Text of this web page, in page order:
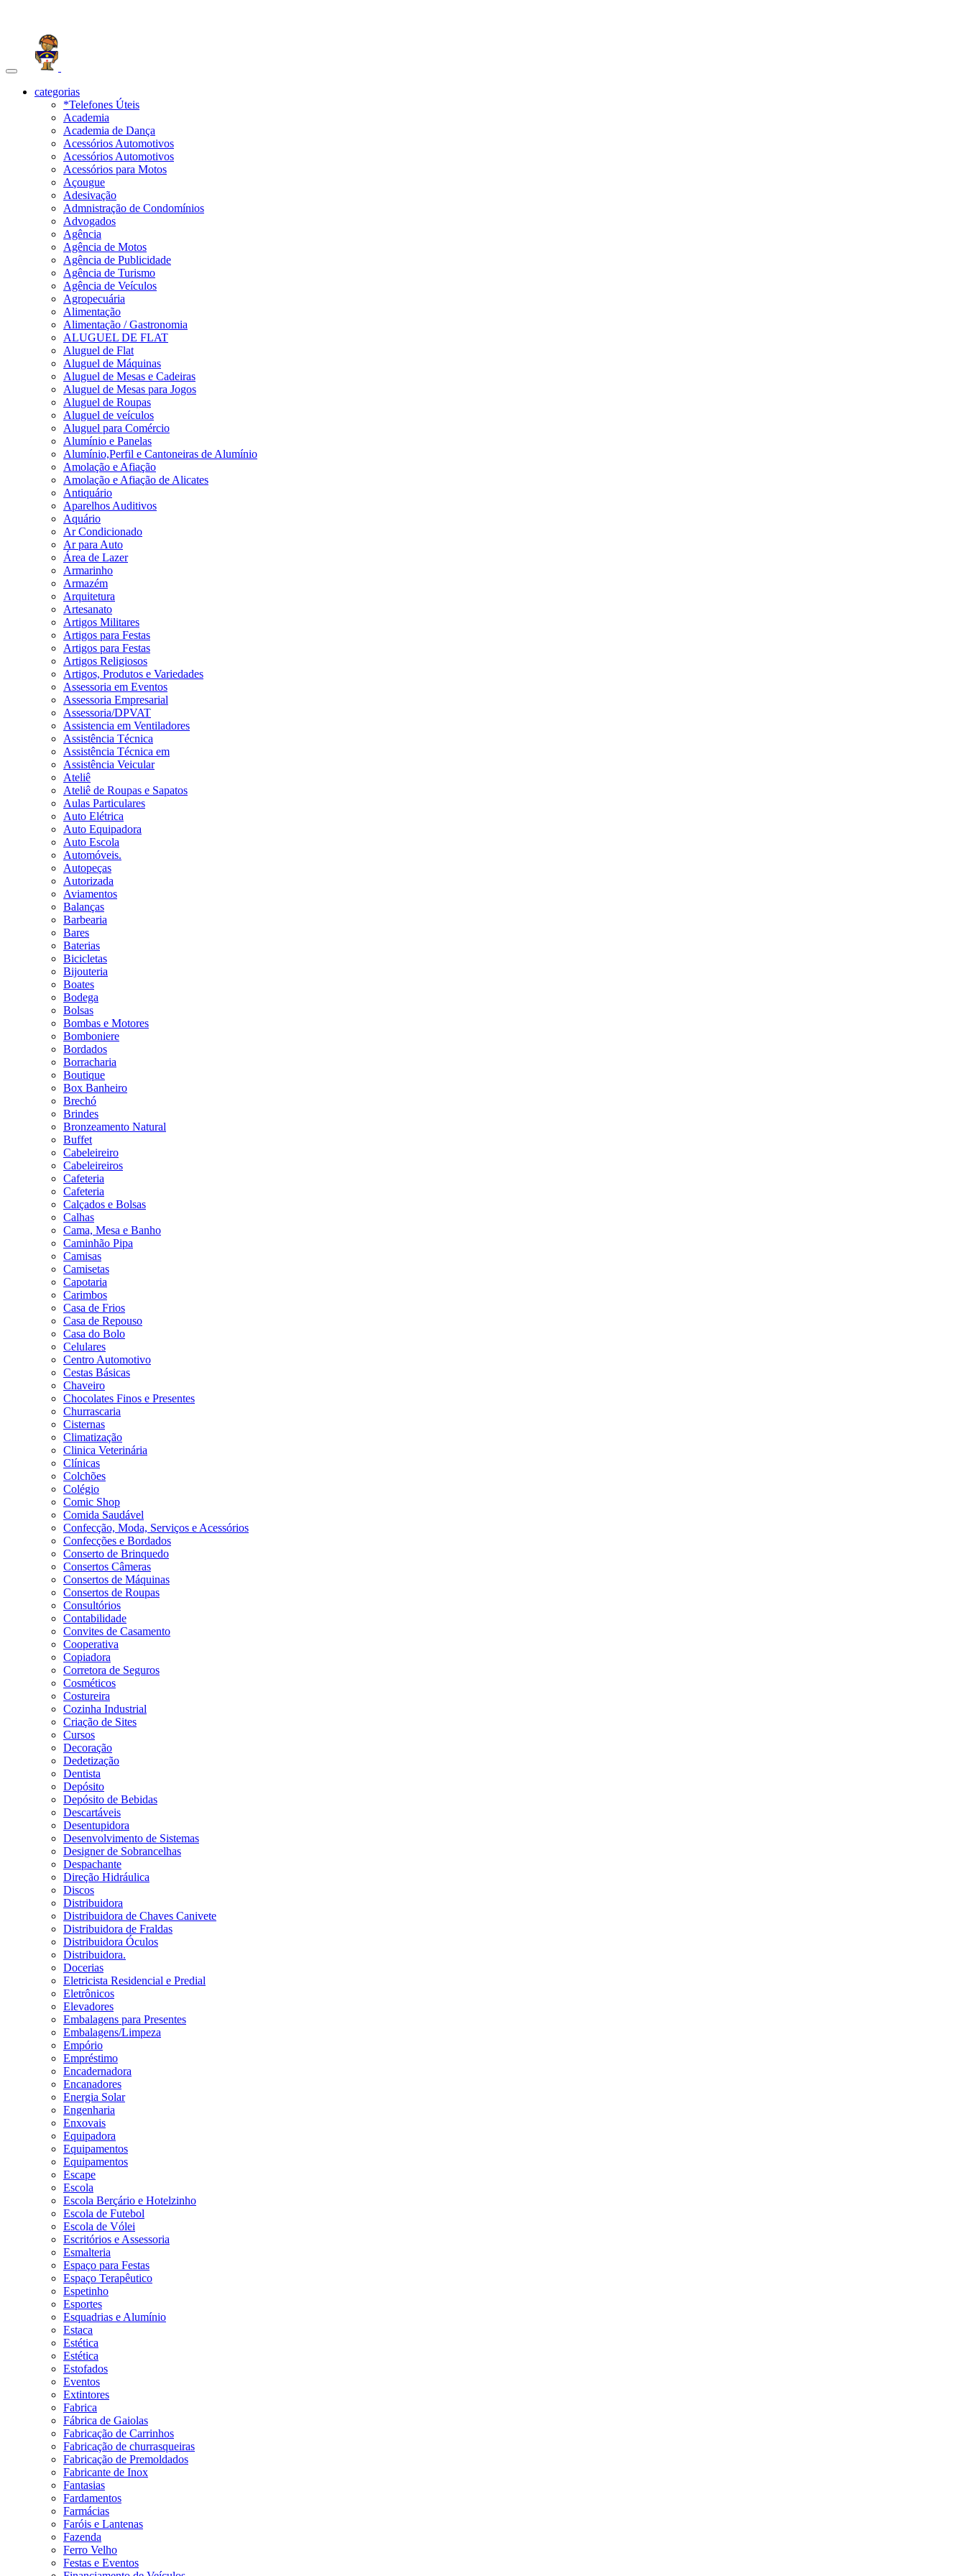
Toggle
navigationcategorias
*Telefones Úteis
Academia
Academia de Dança
Acessórios Automotivos
Acessórios Automotivos
Acessórios para Motos
Açougue
Adesivação
Admnistração de Condomínios
Advogados
Agência
Agência de Motos
Agência de Publicidade
Agência de Turismo
Agência de Veículos
Agropecuária
Alimentação
Alimentação / Gastronomia
ALUGUEL DE FLAT
Aluguel de Flat
Aluguel de Máquinas
Aluguel de Mesas e Cadeiras
Aluguel de Mesas para Jogos
Aluguel de Roupas
Aluguel de veículos
Aluguel para Comércio
Alumínio e Panelas
Alumínio,Perfil e Cantoneiras de Alumínio
Amolação e Afiação
Amolação e Afiação de Alicates
Antiquário
Aparelhos Auditivos
Aquário
Ar Condicionado
Ar para Auto
Área de Lazer
Armarinho
Armazém
Arquitetura
Artesanato
Artigos Militares
Artigos para Festas
Artigos para Festas
Artigos Religiosos
Artigos, Produtos e Variedades
Assessoria em Eventos
Assessoria Empresarial
Assessoria/DPVAT
Assistencia em Ventiladores
Assistência Técnica
Assistência Técnica em
Assistência Veicular
Ateliê
Ateliê de Roupas e Sapatos
Aulas Particulares
Auto Elétrica
Auto Equipadora
Auto Escola
Automóveis.
Autopeças
Autorizada
Aviamentos
Balanças
Barbearia
Bares
Baterias
Bicicletas
Bijouteria
Boates
Bodega
Bolsas
Bombas e Motores
Bomboniere
Bordados
Borracharia
Boutique
Box Banheiro
Brechó
Brindes
Bronzeamento Natural
Buffet
Cabeleireiro
Cabeleireiros
Cafeteria
Cafeteria
Calçados e Bolsas
Calhas
Cama, Mesa e Banho
Caminhão Pipa
Camisas
Camisetas
Capotaria
Carimbos
Casa de Frios
Casa de Repouso
Casa do Bolo
Celulares
Centro Automotivo
Cestas Básicas
Chaveiro
Chocolates Finos e Presentes
Churrascaria
Cisternas
Climatização
Clinica Veterinária
Clínicas
Colchões
Colégio
Comic Shop
Comida Saudável
Confecção, Moda, Serviços e Acessórios
Confecções e Bordados
Conserto de Brinquedo
Consertos Câmeras
Consertos de Máquinas
Consertos de Roupas
Consultórios
Contabilidade
Convites de Casamento
Cooperativa
Copiadora
Corretora de Seguros
Cosméticos
Costureira
Cozinha Industrial
Criação de Sites
Cursos
Decoração
Dedetização
Dentista
Depósito
Depósito de Bebidas
Descartáveis
Desentupidora
Desenvolvimento de Sistemas
Designer de Sobrancelhas
Despachante
Direção Hidráulica
Discos
Distribuidora
Distribuidora de Chaves Canivete
Distribuidora de Fraldas
Distribuidora Óculos
Distribuidora.
Docerias
Eletricista Residencial e Predial
Eletrônicos
Elevadores
Embalagens para Presentes
Embalagens/Limpeza
Empório
Empréstimo
Encadernadora
Encanadores
Energia Solar
Engenharia
Enxovais
Equipadora
Equipamentos
Equipamentos
Escape
Escola
Escola Berçário e Hotelzinho
Escola de Futebol
Escola de Vólei
Escritórios e Assessoria
Esmalteria
Espaço para Festas
Espaço Terapêutico
Espetinho
Esportes
Esquadrias e Alumínio
Estaca
Estética
Estética
Estofados
Eventos
Extintores
Fabrica
Fábrica de Gaiolas
Fabricação de Carrinhos
Fabricação de churrasqueiras
Fabricação de Premoldados
Fabricante de Inox
Fantasias
Fardamentos
Farmácias
Faróis e Lantenas
Fazenda
Ferro Velho
Festas e Eventos